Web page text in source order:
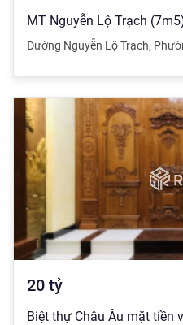
MT Nguyễn Lộ Trạch
Đường Nguyễn Lộ Trạch,
20 tỷ